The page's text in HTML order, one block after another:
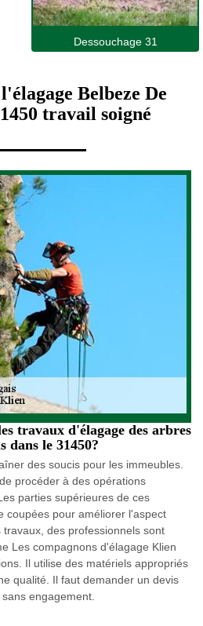
Dessouchage 31
Belbeze De
travail soigné
travaux d'élagage des arbres
dans le 31450?
des soucis pour les immeubles.
procéder à des opérations
parties supérieures de ces
coupées pour améliorer l'aspect
des professionnels sont
Les compagnons d'élagage Klien
Il utilise des matériels appropriés
qualité. Il faut demander un devis
engagement.